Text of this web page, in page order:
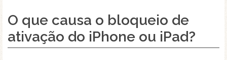
O que causa o bloqueio de
ativação do iPhone ou iPad?